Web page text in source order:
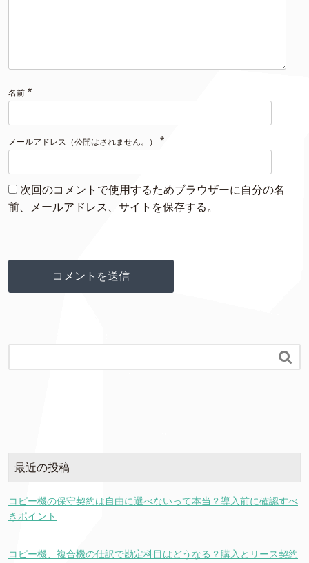
名前 *
メールアドレス（公開はされません。） *
次回のコメントで使用するためブラウザーに自分の名
前、メールアドレス、サイトを保存する。

最近の投稿
コピー機の保守契約は自由に選べないって本当？導入前に確認すべ
きポイント
コピー機、複合機の仕訳で勘定科目はどうなる？購入とリース契約